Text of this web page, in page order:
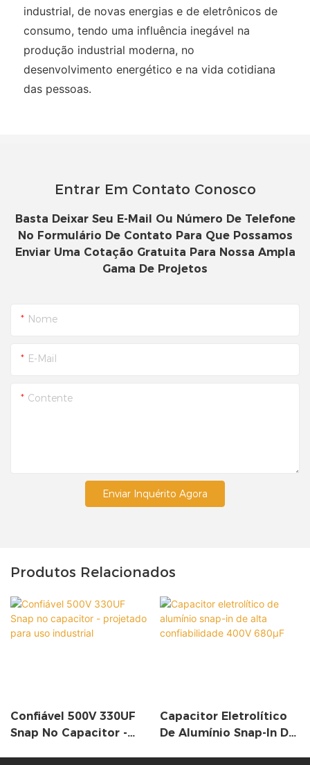
industrial, de novas energias e de eletrônicos de
consumo, tendo uma influência inegável na
produção industrial moderna, no
desenvolvimento energético e na vida cotidiana
das pessoas.
Entrar Em Contato Conosco
Basta Deixar Seu E-Mail Ou Número De Telefone
No Formulário De Contato Para Que Possamos
Enviar Uma Cotação Gratuita Para Nossa Ampla
Gama De Projetos
Nome
E-Mail
Contente
Enviar Inquérito Agora
Produtos Relacionados
Confiável 500V 330UF
Snap No Capacitor -
Capacitor Eletrolítico
De Alumínio Snap-In De